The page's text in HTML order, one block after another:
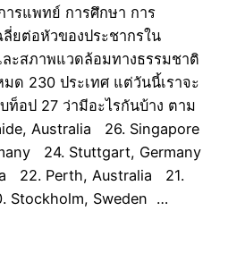
ารแพทย์ การศึกษา การ
ยต่อหัวของประชากรใน
ละสภาพแวดล้อมทางธรรมชาติ
ด 230 ประเทศ แต่วันนี้เราจะ
อป 27 ว่ามีอะไรกันบ้าง ตาม
Australia 26. Singapore
24. Stuttgart, Germany
22. Perth, Australia 21.
Stockholm, Sweden …